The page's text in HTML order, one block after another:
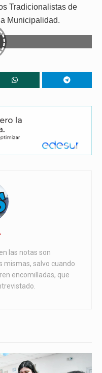
Tradicionalistas de
Municipalidad.
las notas son
mismas, salvo cuando
encomilladas, que